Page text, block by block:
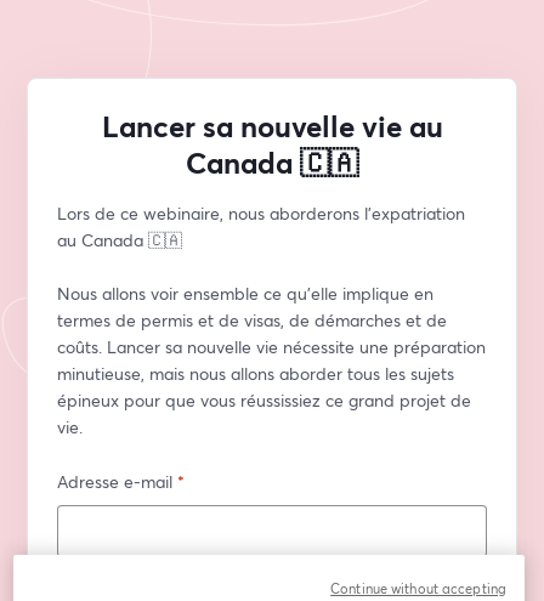
Lancer sa nouvelle vie au
Canada 🇨🇦
Lors de ce webinaire, nous aborderons l'expatriation
au Canada 🇨🇦
Nous allons voir ensemble ce qu'elle implique en
termes de permis et de visas, de démarches et de
coûts. Lancer sa nouvelle vie nécessite une préparation
minutieuse, mais nous allons aborder tous les sujets
épineux pour que vous réussissiez ce grand projet de
vie.
Adresse e-mail *
Continue without accepting